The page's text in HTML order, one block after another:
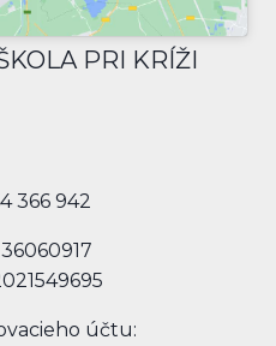
PRI KRÍŽI
366 942
účtu: